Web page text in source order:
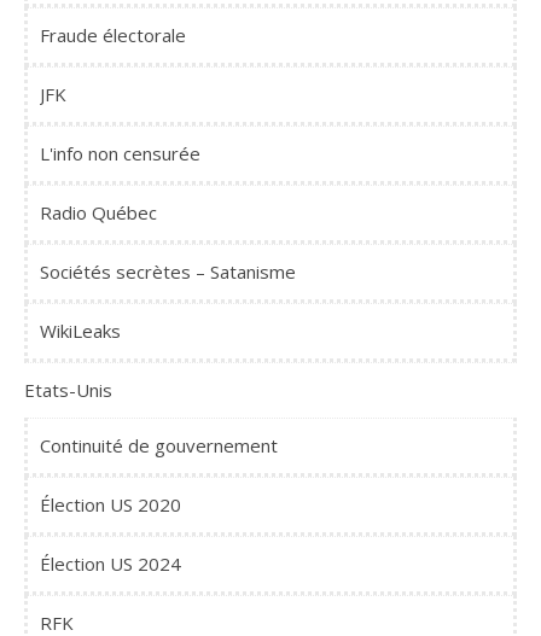
Fraude électorale
JFK
L'info non censurée
Radio Québec
Sociétés secrètes – Satanisme
WikiLeaks
Etats-Unis
Continuité de gouvernement
Élection US 2020
Élection US 2024
RFK